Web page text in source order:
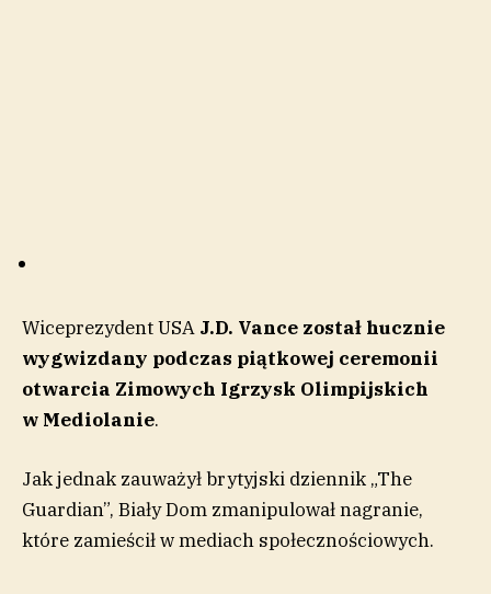
Wiceprezydent USA J.D. Vance został hucznie
wygwizdany podczas piątkowej ceremonii
otwarcia Zimowych Igrzysk Olimpijskich
w Mediolanie.
Jak jednak zauważył brytyjski dziennik „The
Guardian”, Biały Dom zmanipulował nagranie,
które zamieścił w mediach społecznościowych.